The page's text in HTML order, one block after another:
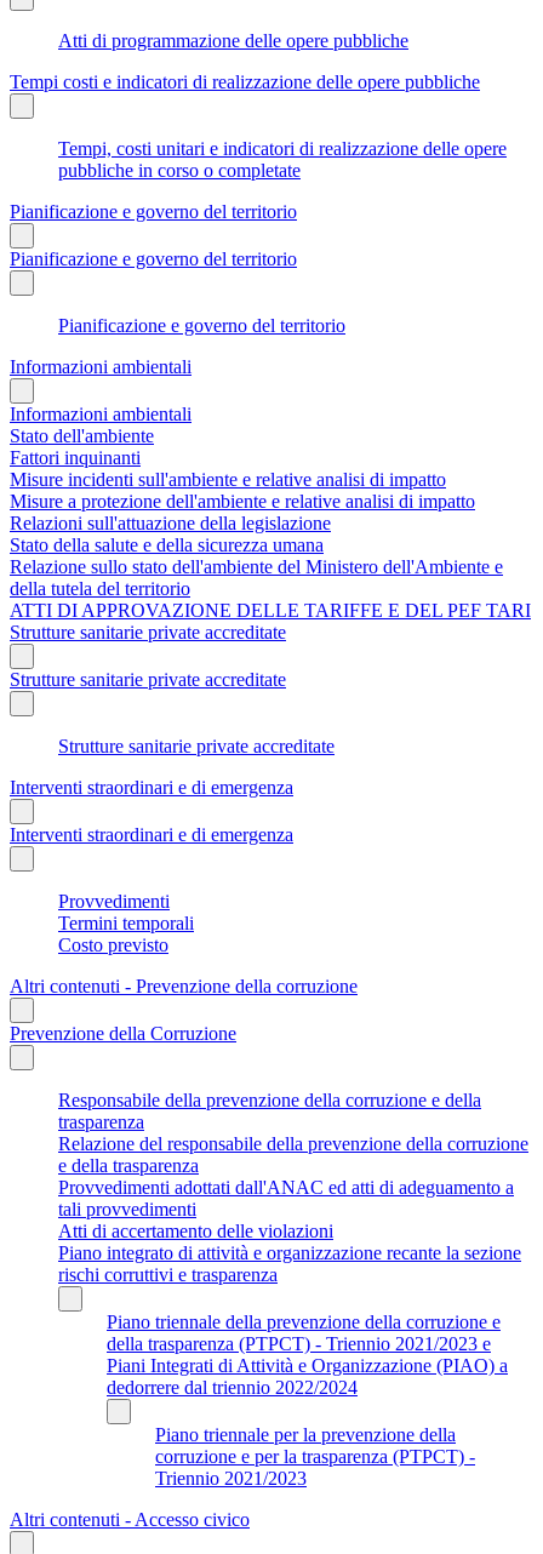
Atti di programmazione delle opere pubbliche
Tempi costi e indicatori di realizzazione delle opere pubbliche
Tempi, costi unitari e indicatori di realizzazione delle opere
pubbliche in corso o completate
Pianificazione e governo del territorio
Pianificazione e governo del territorio
Pianificazione e governo del territorio
Informazioni ambientali
Informazioni ambientali
Stato dell'ambiente
Fattori inquinanti
Misure incidenti sull'ambiente e relative analisi di impatto
Misure a protezione dell'ambiente e relative analisi di impatto
Relazioni sull'attuazione della legislazione
Stato della salute e della sicurezza umana
Relazione sullo stato dell'ambiente del Ministero dell'Ambiente e
della tutela del territorio
ATTI DI APPROVAZIONE DELLE TARIFFE E DEL PEF TARI
Strutture sanitarie private accreditate
Strutture sanitarie private accreditate
Strutture sanitarie private accreditate
Interventi straordinari e di emergenza
Interventi straordinari e di emergenza
Provvedimenti
Termini temporali
Costo previsto
Altri contenuti - Prevenzione della corruzione
Prevenzione della Corruzione
Responsabile della prevenzione della corruzione e della
trasparenza
Relazione del responsabile della prevenzione della corruzione
e della trasparenza
Provvedimenti adottati dall'ANAC ed atti di adeguamento a
tali provvedimenti
Atti di accertamento delle violazioni
Piano integrato di attività e organizzazione recante la sezione
rischi corruttivi e trasparenza
Piano triennale della prevenzione della corruzione e
della trasparenza (PTPCT) - Triennio 2021/2023 e
Piani Integrati di Attività e Organizzazione (PIAO) a
dedorrere dal triennio 2022/2024
Piano triennale per la prevenzione della
corruzione e per la trasparenza (PTPCT) -
Triennio 2021/2023
Altri contenuti - Accesso civico